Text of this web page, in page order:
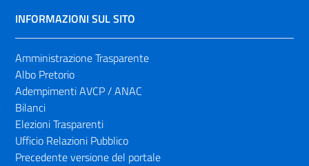
INFORMAZIONI SUL SITO
Amministrazione Trasparente
Albo Pretorio
Adempimenti AVCP / ANAC
Bilanci
Elezioni Trasparenti
Ufficio Relazioni Pubblico
Precedente versione del portale